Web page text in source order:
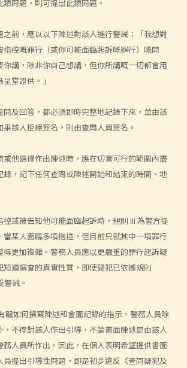
問題，則可提出此類問題。
前，應以以下陳述對該人進行警誡：「我想對
控嘅罪行（或你可能面臨起訴嘅罪行）嘅問
講，除非你自己想講，但你所講嘅一切都會用
堂證供。」
問及回答，都必須即時完整地記錄下來，並由該
該人拒絕簽名，則由查問人員簽名。
或他選擇作出陳述時，應在切實可行的範圍內盡
錄，記下任何查問或陳述開始和結束的時間、地
控或被告知他可能面臨起訴時，規則 III 為警方提
當某人面臨多項指控，但目前只就其中一項罪行
得更加複雜。警務人員應以更嚴重的罪行起訴疑
知道調查的真實性質，即使疑犯已依據規則
警誡。
關如何撰寫陳述和會面記錄的指示。警務人員除
，不得對該人作出引導，不論書面陳述是由該人
務人員所作出。因此，在個人表明希望提供書面
員提出引導性問題，即是初步違反《查問疑犯及
的？
品格援引證據嗎？我可以就我的良好品格援引證
格